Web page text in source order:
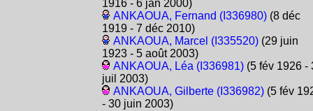
1916 - 6 jan 2000)
ANKAOUA, Fernand (I336980)(8 déc
1919 - 7 déc 2010)
ANKAOUA, Marcel (I335520)(29 juin
1923 - 5 août 2003)
ANKAOUA, Léa (I336981)(5 fév 1926 -
juil 2003)
ANKAOUA, Gilberte (I336982)(5 fév
- 30 juin 2003)